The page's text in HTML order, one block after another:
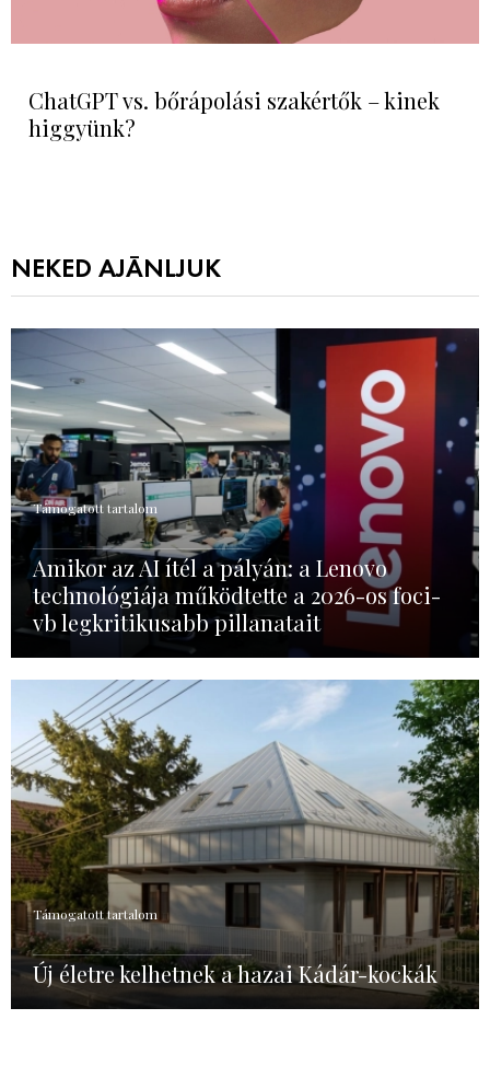
ChatGPT vs. bőrápolási szakértők – kinek
higgyünk?
NEKED AJÁNLJUK
Támogatott tartalom
Amikor az AI ítél a pályán: a Lenovo
technológiája működtette a 2026-os foci-
vb legkritikusabb pillanatait
Támogatott tartalom
Új életre kelhetnek a hazai Kádár-kockák